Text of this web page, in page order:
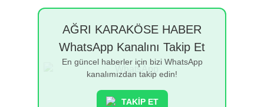
AĞRI KARAKÖSE HABER
WhatsApp Kanalını Takip Et
En güncel haberler için bizi WhatsApp
kanalımızdan takip edin!
TAKİP ET